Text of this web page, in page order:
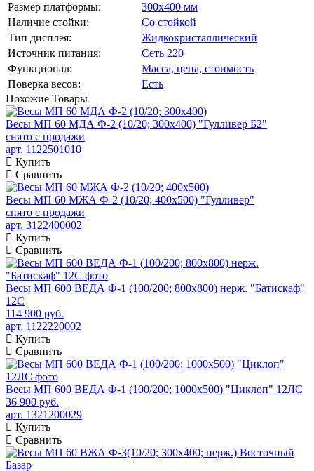
Размер платформы:
300х400 мм
Наличие стойки:
Со стойкой
Тип дисплея:
Жидкокристаллический
Источник питания:
Сеть 220
Функционал:
Масса, цена, стоимость
Поверка весов:
Есть
Похожие Товары
Весы МП 60 МДА Ф-2 (10/20; 300х400) "Гулливер Б2"
снято с продажи
арт. 1122501010
Купить
Сравнить
Весы МП 60 МЖА Ф-2 (10/20; 400х500) "Гулливер"
снято с продажи
арт. 3122400002
Купить
Сравнить
Весы МП 600 ВЕДА Ф-1 (100/200; 800х800) нерж. "Батискаф"
12С
114 900 руб.
арт. 1122220002
Купить
Сравнить
Весы МП 600 ВЕДА Ф-1 (100/200; 1000х500) "Циклоп" 12ЛС
36 900 руб.
арт. 1321200029
Купить
Сравнить